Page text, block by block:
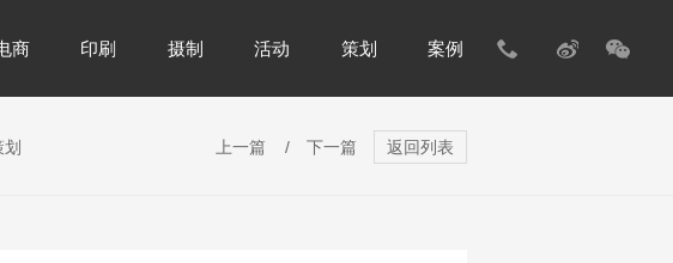
商 印刷 摄制 活动 策划 案例
上一篇 / 下一篇 返回列表